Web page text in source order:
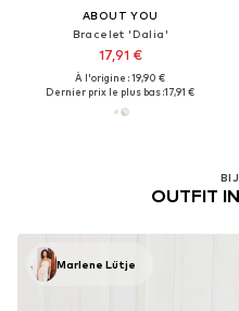
ABOUT YOU
Bracelet 'Dalia'
17,91 €
À l'origine : 19,90 €
Dernier prix le plus bas :17,91 €
OUTFIT
Marlene Lütje